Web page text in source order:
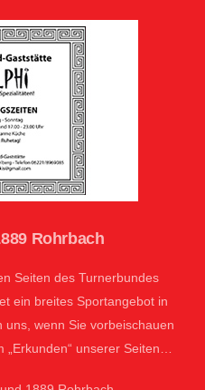
Rohrbach
Seiten des Turnerbundes
ein breites Sportangebot in
uns, wenn Sie vorbeischauen
unserer Seiten…